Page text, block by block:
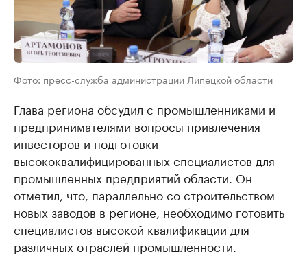
Фото: пресс-служба администрации Липецкой области
Глава региона обсудил с промышленниками и
предпринимателями вопросы привлечения
инвесторов и подготовки
высококвалифицированных специалистов для
промышленных предприятий области. Он
отметил, что, параллельно со строительством
новых заводов в регионе, необходимо готовить
специалистов высокой квалификации для
различных отраслей промышленности.